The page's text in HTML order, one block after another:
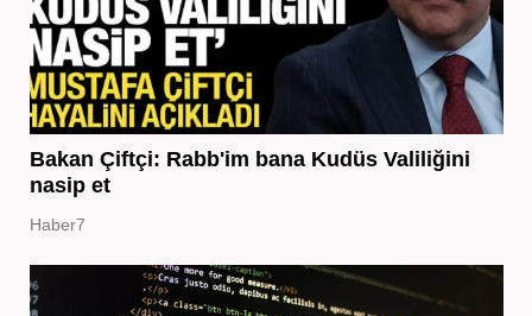
Bakan Çiftçi: Rabb'im bana Kudüs Valiliğini
nasip et
Haber7